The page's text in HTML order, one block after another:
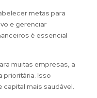
metas para
e gerenciar
é essencial
muitas empresas, a
prioritária. Isso
capital mais saudável.